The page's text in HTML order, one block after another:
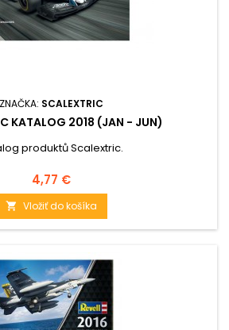
ZNAČKA: SCALEXTRIC
KATALOG 2018 (JAN - JUN)
produktů Scalextric.
Cena
4,77 €
 Vložiť do košíka